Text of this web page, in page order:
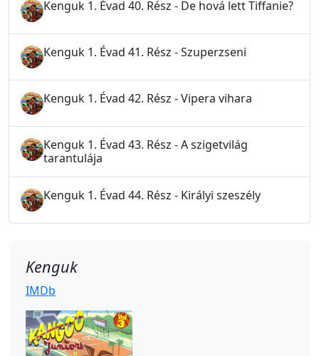
Kenguk 1. Évad 40. Rész - De hová lett Tiffanie?
Kenguk 1. Évad 41. Rész - Szuperzseni
Kenguk 1. Évad 42. Rész - Vipera vihara
Kenguk 1. Évad 43. Rész - A szigetvilág
tarantulája
Kenguk 1. Évad 44. Rész - Királyi szeszély
Kenguk
IMDb